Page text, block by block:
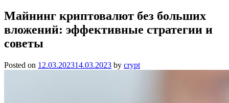
Майнинг криптовалют без больших
вложений: эффективные стратегии и
советы
Posted on 12.03.202314.03.2023 by crypt